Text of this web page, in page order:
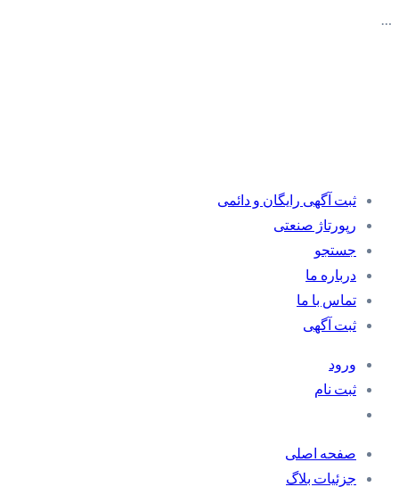
…
ثبت آگهی رایگان و دائمی
رپورتاژ صنعتی
جستجو
درباره ما
تماس با ما
ثبت آگهی
ورود
ثبت نام
صفحه اصلی
جزئیات بلاگ